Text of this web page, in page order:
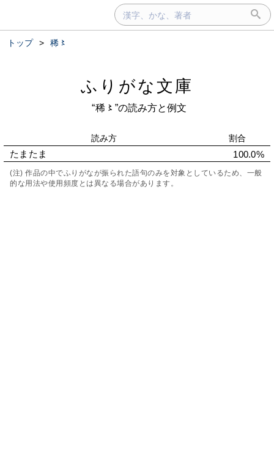
トップ > 稀〻
ふりがな文庫
“稀〻”の読み方と例文
読み方 割合
たまたま 100.0%
(注) 作品の中でふりがなが振られた語句のみを対象としているため、一般
的な用法や使用頻度とは異なる場合があります。